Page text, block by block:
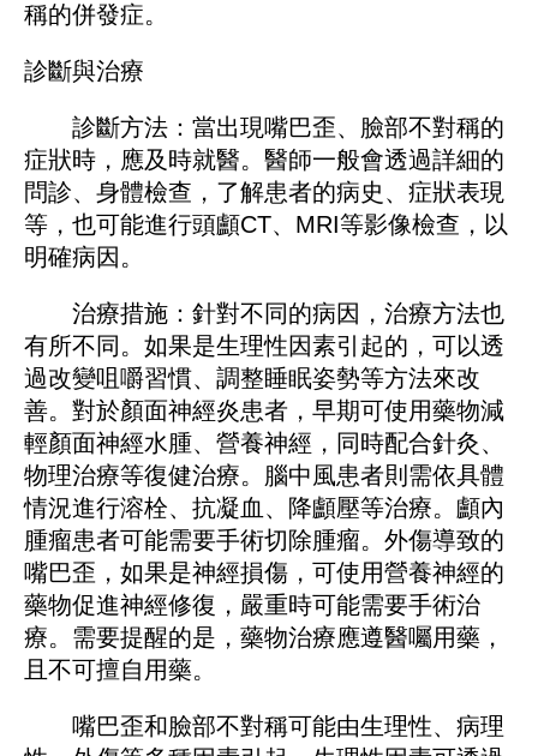
稱的併發症。
診斷與治療
診斷方法：當出現嘴巴歪、臉部不對稱的
症狀時，應及時就醫。醫師一般會透過詳細的
問診、身體檢查，了解患者的病史、症狀表現
等，也可能進行頭顱CT、MRI等影像檢查，以
明確病因。
治療措施：針對不同的病因，治療方法也
有所不同。如果是生理性因素引起的，可以透
過改變咀嚼習慣、調整睡眠姿勢等方法來改
善。對於顏面神經炎患者，早期可使用藥物減
輕顏面神經水腫、營養神經，同時配合針灸、
物理治療等復健治療。腦中風患者則需依具體
情況進行溶栓、抗凝血、降顱壓等治療。顱內
腫瘤患者可能需要手術切除腫瘤。外傷導致的
嘴巴歪，如果是神經損傷，可使用營養神經的
藥物促進神經修復，嚴重時可能需要手術治
療。需要提醒的是，藥物治療應遵醫囑用藥，
且不可擅自用藥。
嘴巴歪和臉部不對稱可能由生理性、病理